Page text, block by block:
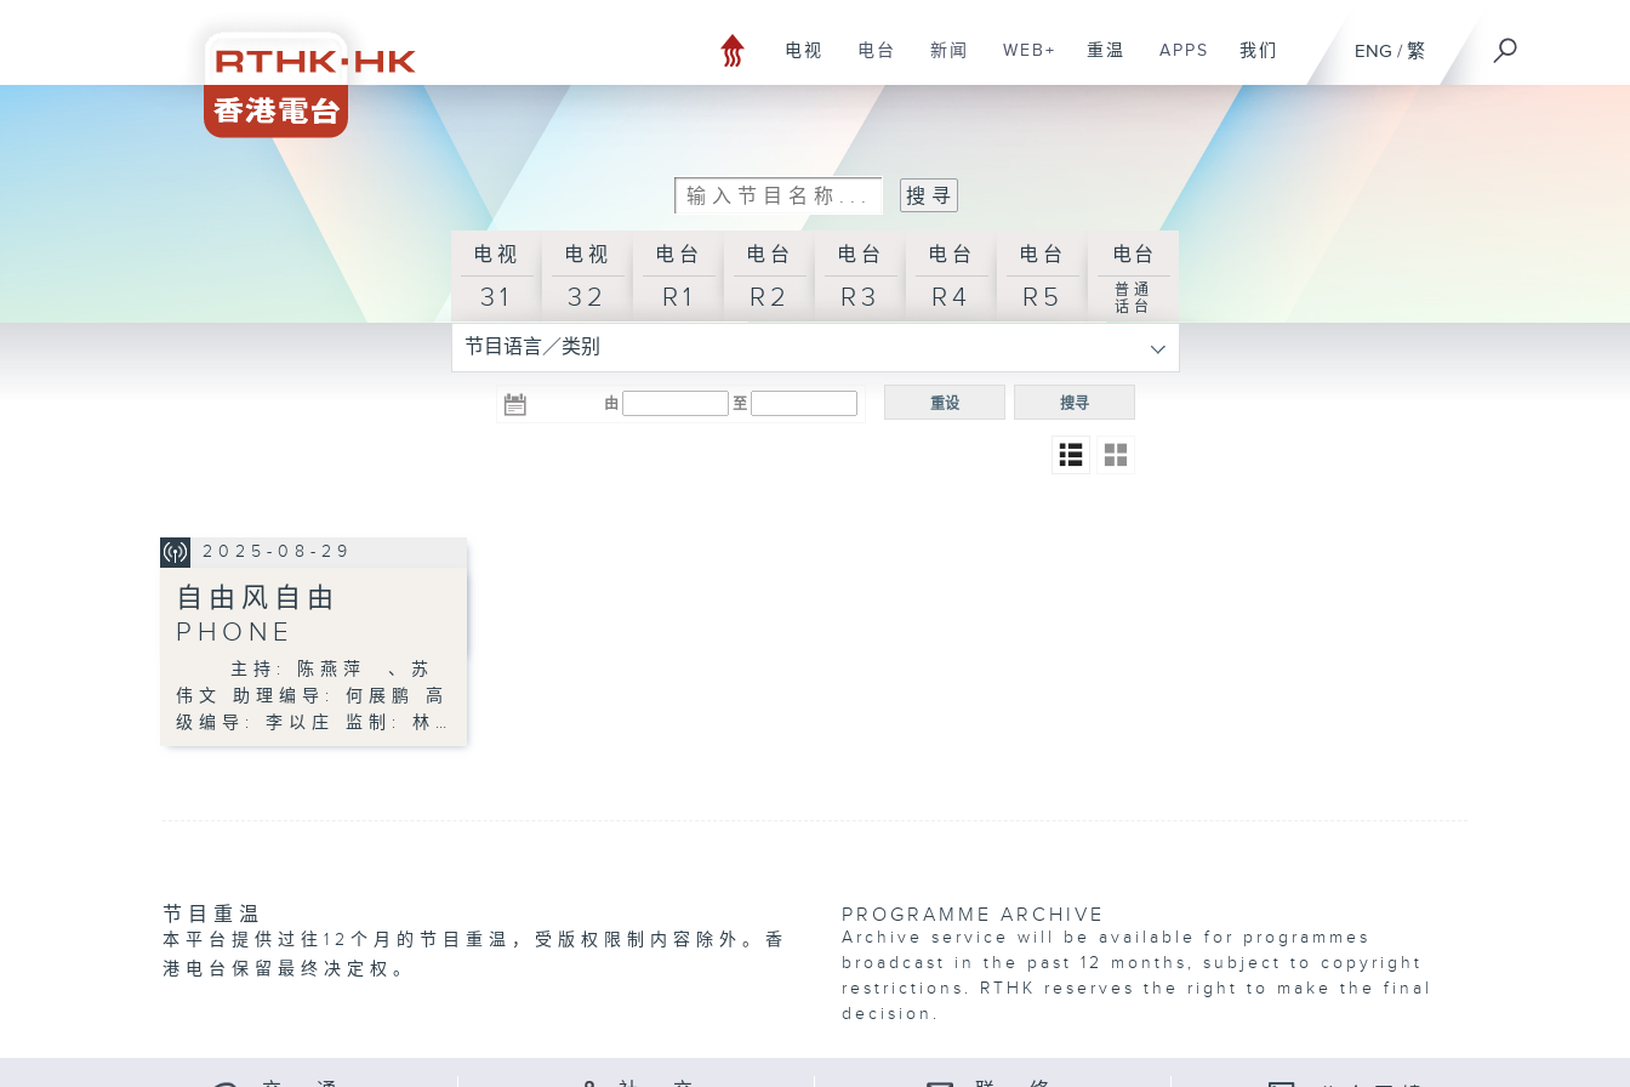
ENG / 繁
电视 电台 新闻 WEB+ 重温 APPS 我们
电视
31
电视
32
电台
R1
电台
R2
电台
R3
电台
R4
电台
R5
电台
普通
话台
节目语言／类别
由 至 搜寻
重设
2025-08-29
自由风自由
PHONE
主持: 陈燕萍 、苏
伟文 助理编导: 何展鹏 高
级编导: 李以庄 监制: 林…
节目重温
本平台提供过往12个月的节目重温，受版权限制内容除外。香
港电台保留最终决定权。
PROGRAMME ARCHIVE
Archive service will be available for programmes
broadcast in the past 12 months, subject to copyright
restrictions. RTHK reserves the right to make the final
decision.